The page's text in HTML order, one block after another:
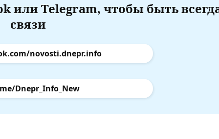
или Telegram, чтобы быть
связи
novosti.dnepr.info
Dnepr_Info_New